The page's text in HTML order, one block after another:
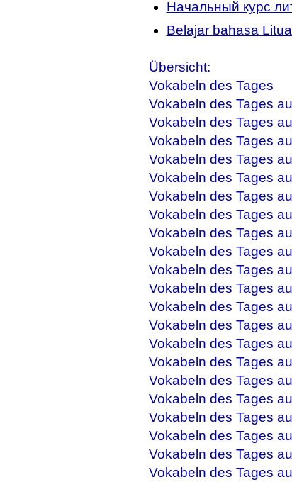
Начальный курс
Belajar bahasa
Übersicht:
Vokabeln des Tages
Vokabeln des Tages
Vokabeln des Tages
Vokabeln des Tages
Vokabeln des Tages
Vokabeln des Tages
Vokabeln des Tages
Vokabeln des Tages
Vokabeln des Tages
Vokabeln des Tages
Vokabeln des Tages
Vokabeln des Tages
Vokabeln des Tages
Vokabeln des Tages
Vokabeln des Tages
Vokabeln des Tages
Vokabeln des Tages
Vokabeln des Tages
Vokabeln des Tages
Vokabeln des Tages
Vokabeln des Tages
Vokabeln des Tages